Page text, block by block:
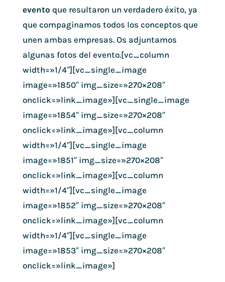
evento que resultaron un verdadero éxito, ya
que compaginamos todos los conceptos que
unen ambas empresas. Os adjuntamos
algunas fotos del evento.[vc_column
width=»1/4″][vc_single_image
image=»1850″ img_size=»270×208″
onclick=»link_image»][vc_single_image
image=»1854″ img_size=»270×208″
onclick=»link_image»][vc_column
width=»1/4″][vc_single_image
image=»1851″ img_size=»270×208″
onclick=»link_image»][vc_column
width=»1/4″][vc_single_image
image=»1852″ img_size=»270×208″
onclick=»link_image»][vc_column
width=»1/4″][vc_single_image
image=»1853″ img_size=»270×208″
onclick=»link_image»]